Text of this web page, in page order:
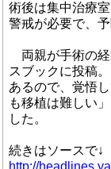
術後は集中治療
警戒が必要で、
両親が手術の経
スブックに投稿
あるので、覚悟
も移植は難しい
した。
続きはソースで↓